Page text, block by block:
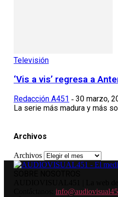
Televisión
‘Vis a vis’ regresa a
Redacción A451 - 30 marzo,
La serie más madura y más
Archivos
Archivos